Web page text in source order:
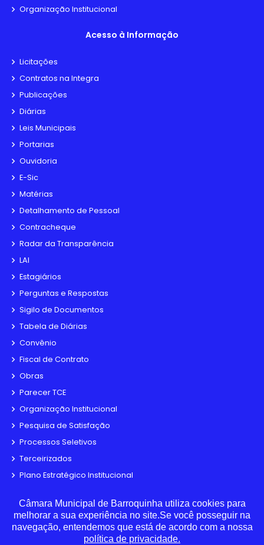
Organização Institucional
Acesso à Informação
Licitações
Contratos na Integra
Publicações
Diárias
Leis Municipais
Portarias
Ouvidoria
E-Sic
Matérias
Detalhamento de Pessoal
Contracheque
Radar da Transparência
LAI
Estagiários
Perguntas e Respostas
Sigilo de Documentos
Tabela de Diárias
Convênio
Fiscal de Contrato
Obras
Parecer TCE
Organização Institucional
Pesquisa de Satisfação
Processos Seletivos
Terceirizados
Plano Estratégico Institucional
Relatório de Gestão Municipal
Verbas Indenizatórias
Projetos de Leis e Atos Infralegais
Câmara Municipal de Barroquinha utiliza cookies para
melhorar a sua experiência no site.Se você posseguir na
navegação, entendemos que está de acordo com a nossa
política de privacidade.